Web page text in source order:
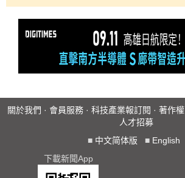
關於我們 · 會員服務 · 科技產業報訂閱 · 著作權
人才招募
■ 中文简体版 ■ English
下載新聞App